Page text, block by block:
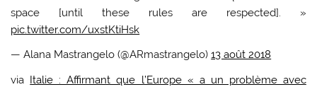
space [until these rules are respected]. »
pic.twitter.com/uxstKtiHsk
— Alana Mastrangelo (@ARmastrangelo)13 août 2018
via Italie : Affirmant que l’Europe « a un problème avec